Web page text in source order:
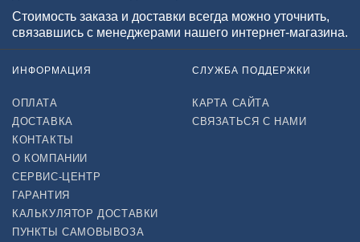
Стоимость заказа и доставки всегда можно уточнить,
связавшись с менеджерами нашего интернет-магазина.
ИНФОРМАЦИЯ
ОПЛАТА
ДОСТАВКА
КОНТАКТЫ
О КОМПАНИИ
СЕРВИС-ЦЕНТР
ГАРАНТИЯ
КАЛЬКУЛЯТОР ДОСТАВКИ
ПУНКТЫ САМОВЫВОЗА
СЛУЖБА ПОДДЕРЖКИ
КАРТА САЙТА
СВЯЗАТЬСЯ С НАМИ